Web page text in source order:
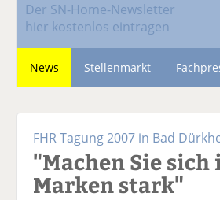
Der SN-Home-Newsletter
hier kostenlos eintragen
News Stellenmarkt
FHR Tagung 2007 in Bad
"Machen Sie sich
Marken stark"